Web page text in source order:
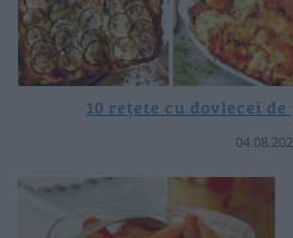
10 rețete cu dovlecei